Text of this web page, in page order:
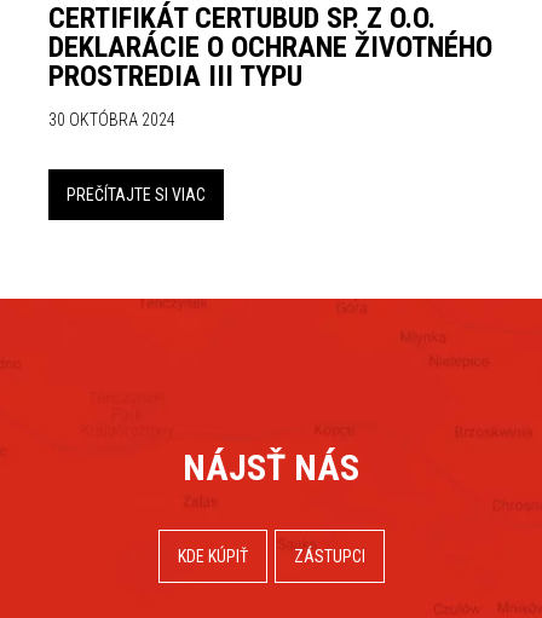
CERTIFIKÁT CERTUBUD SP. Z O.O.
DEKLARÁCIE O OCHRANE ŽIVOTNÉHO
PROSTREDIA III TYPU
30 OKTÓBRA 2024
PREČÍTAJTE SI VIAC
NÁJSŤ NÁS
KDE KÚPIŤ ZÁSTUPCI